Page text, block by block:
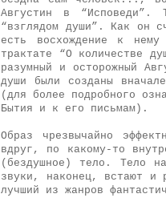
Августин в “Исповеди”.
“взглядом души”. Как он
есть восхождение к
трактате “О количестве
разумный и осторожный
души были созданы
(для более подробного
Бытия и к его письмам).
Образ чрезвычайно
вдруг, по какому-то
(бездушное) тело. Тело
звуки, наконец, встают и
лучший из жанров